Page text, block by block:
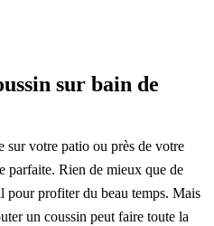
sur bain de
sur votre patio ou près de votre
parfaite. Rien de mieux que de
pour profiter du beau temps. Mais
un coussin peut faire toute la